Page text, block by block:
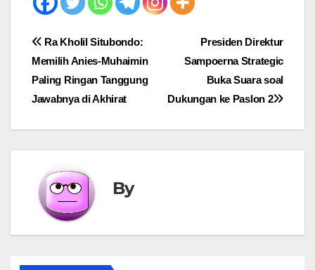
Post
navigation
Presiden Direktur
Sampoerna Strategic
Buka Suara soal
Dukungan ke Paslon 2
Ra Kholil Situbondo:
Memilih Anies-Muhaimin
Paling Ringan Tanggung
Jawabnya di Akhirat
By